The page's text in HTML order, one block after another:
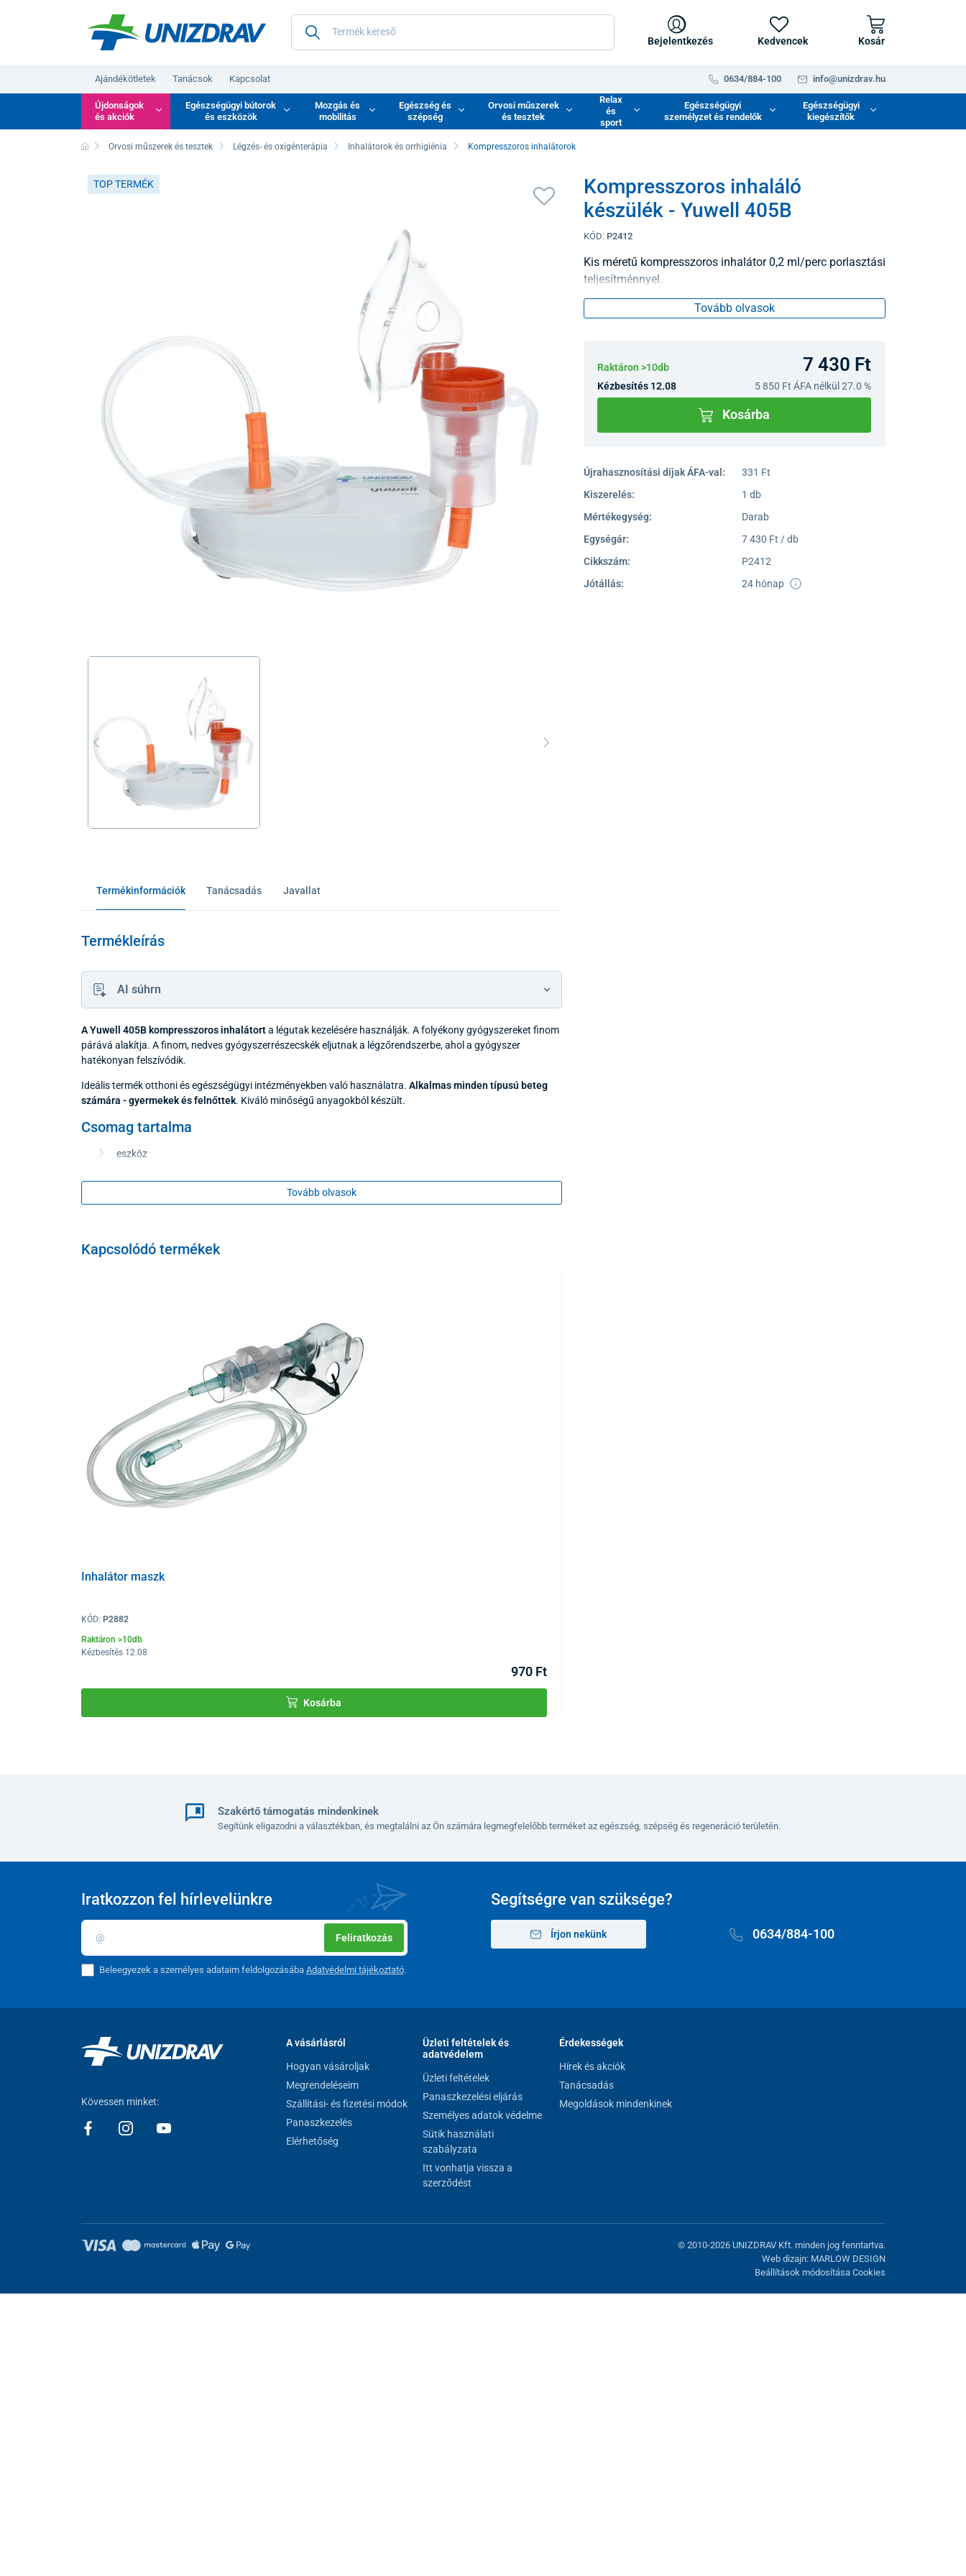
Bejelentkezés Kedvencek Kosár
Ajándékötletek Tanácsok Kapcsolat 0634/884-100 info@unizdrav.hu
Újdonságok
és akciók
Egészségügyi bútorok
és eszközök
Mozgás és
mobilitás
Egészség és
szépség
Orvosi műszerek
és tesztek
Relax
és
sport
Egészségügyi
személyzet és rendelők
Egészségügyi
kiegészítők
Orvosi műszerek és tesztek Légzés- és oxigénterápia Inhalátorok és orrhigiénia Kompresszoros inhalátorok
Kompresszoros inhaláló
készülék - Yuwell 405B
KÓD: P2412
Kis méretű kompresszoros inhalátor 0,2 ml/perc porlasztási
teljesítménnyel.
Tovább olvasok
Raktáron >10db 7 430 Ft
Kézbesítés 12.08 5 850 Ft ÁFA nélkül 27.0 %
Kosárba
Újrahasznosítási díjak ÁFA-val:
331 Ft
Kiszerelés:
1 db
Mértékegység:
Darab
Egységár:
7 430 Ft / db
Cikkszám:
P2412
Jótállás:
24 hónap
TOP TERMÉK
Termékinformációk Tanácsadás Javallat
Termékleírás
AI súhrn
A Yuwell 405B kompresszoros inhalátorta légutak kezelésére használják. A folyékony gyógyszereket finom
párává alakítja. A finom, nedves gyógyszerrészecskék eljutnak a légzőrendszerbe, ahol a gyógyszer
hatékonyan felszívódik.
Ideális termék otthoni és egészségügyi intézményekben való használatra. Alkalmas minden típusú beteg
számára - gyermekek és felnőttek. Kiváló minőségű anyagokból készült.
Csomag tartalma
eszköz
5x tartalék szűrő
Porlasztási teljesítmény
Részecske méret
Max. negatív szivattyúnyomás
Max. porlasztási arány
Zaj
Tovább olvasok
Kapcsolódó termékek
Inhalátor maszk
KÓD: P2882
Raktáron >10db
Kézbesítés 12.08
970 Ft
Kosárba
Szakértő támogatás mindenkinek
Segítünk eligazodni a választékban, és megtalálni az Ön számára legmegfelelőbb terméket az egészség, szépség és regeneráció területén.
Segítségre van szüksége?
Írjon nekünk 0634/884-100
Iratkozzon fel hírlevelünkre
Feliratkozás
Beleegyezek a személyes adataim feldolgozásába Adatvédelmi tájékoztató.
Kövessen minket:
A vásárlásról
Hogyan vásároljak
Megrendeléseim
Szállítási- és fizetési módok
Panaszkezelés
Elérhetőség
Üzleti feltételek és
adatvédelem
Üzleti feltételek
Panaszkezelési eljárás
Személyes adatok védelme
Sütik használati
szabályzata
Itt vonhatja vissza a
szerződést
Érdekességek
Hírek és akciók
Tanácsadás
Megoldások mindenkinek
© 2010-2026 UNIZDRAV Kft. minden jog fenntartva.
Web dizajn: MARLOW DESIGN
Beállítások módosítása Cookies